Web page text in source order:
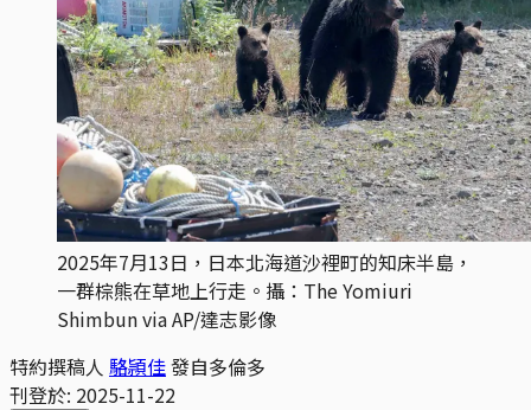
2025年7月13日，日本北海道沙裡町的知床半島，
一群棕熊在草地上行走。攝：The Yomiuri
Shimbun via AP/達志影像
特約撰稿人 駱頴佳發自多倫多
刊登於: 2025-11-22